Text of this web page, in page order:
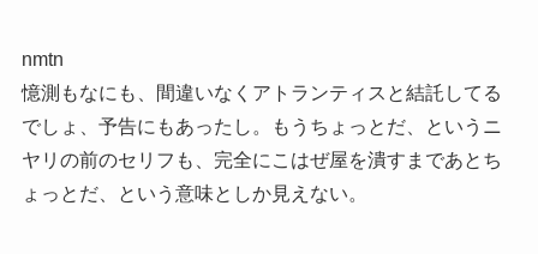
nmtn
憶測もなにも、間違いなくアトランティスと結託してる
でしょ、予告にもあったし。もうちょっとだ、というニ
ヤリの前のセリフも、完全にこはぜ屋を潰すまであとち
ょっとだ、という意味としか見えない。